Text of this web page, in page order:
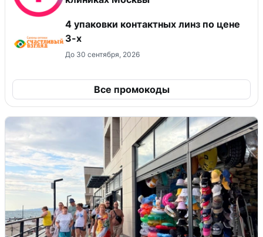
4 упаковки контактных линз по цене
3-х
До 30 сентября, 2026
Все промокоды